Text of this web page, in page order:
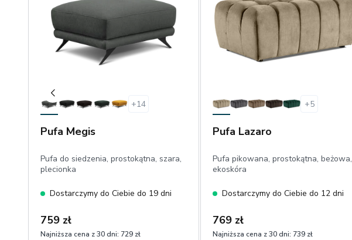
+14
Pufa Megis
Pufa do siedzenia, prostokątna, szara,
plecionka
Dostarczymy do Ciebie do 19 dni
759 zł
Najniższa cena z 30 dni: 729 zł
+5
Pufa Lazaro
Pufa pikowana, prostokątna, beżowa,
ekoskóra
Dostarczymy do Ciebie do 12 dni
769 zł
Najniższa cena z 30 dni: 739 zł